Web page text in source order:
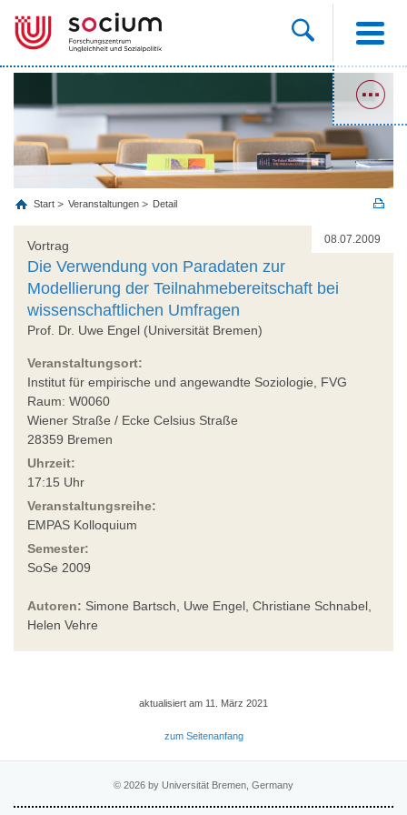
Start Veranstaltungen Detail
08.07.2009
Vortrag
Die Verwendung von Paradaten zur
Modellierung der Teilnahmebereitschaft bei
wissenschaftlichen Umfragen
Prof. Dr. Uwe Engel (Universität Bremen)
Veranstaltungsort:
Institut für empirische und angewandte Soziologie, FVG
Raum: W0060
Wiener Straße / Ecke Celsius Straße
28359 Bremen
Uhrzeit:
17:15 Uhr
Veranstaltungsreihe:
EMPAS Kolloquium
Semester:
SoSe 2009
Autoren: Simone Bartsch, Uwe Engel, Christiane Schnabel,
Helen Vehre
aktualisiert am 11. März 2021
zum Seitenanfang
© 2026 by Universität Bremen, Germany